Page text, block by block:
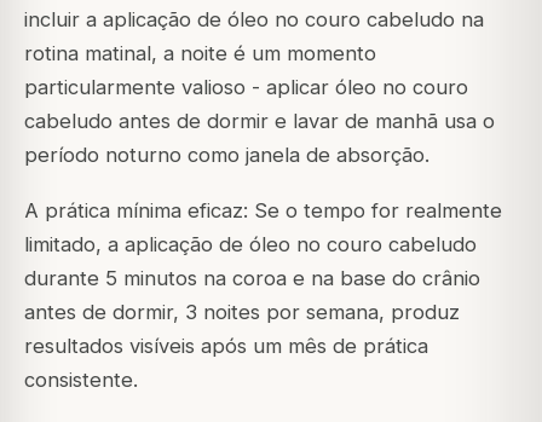
incluir a aplicação de óleo no couro cabeludo na
rotina matinal, a noite é um momento
particularmente valioso - aplicar óleo no couro
cabeludo antes de dormir e lavar de manhã usa o
período noturno como janela de absorção.
A prática mínima eficaz: Se o tempo for realmente
limitado, a aplicação de óleo no couro cabeludo
durante 5 minutos na coroa e na base do crânio
antes de dormir, 3 noites por semana, produz
resultados visíveis após um mês de prática
consistente.